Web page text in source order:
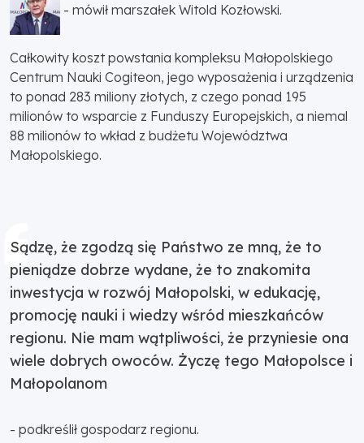
- mówił marszałek Witold Kozłowski.
Całkowity koszt powstania kompleksu Małopolskiego
Centrum Nauki Cogiteon, jego wyposażenia i urządzenia
to ponad 283 miliony złotych, z czego ponad 195
milionów to wsparcie z Funduszy Europejskich, a niemal
88 milionów to wkład z budżetu Województwa
Małopolskiego.
Sądzę, że zgodzą się Państwo ze mną, że to
pieniądze dobrze wydane, że to znakomita
inwestycja w rozwój Małopolski, w edukację,
promocję nauki i wiedzy wśród mieszkańców
regionu. Nie mam wątpliwości, że przyniesie ona
wiele dobrych owoców. Życzę tego Małopolsce i
Małopolanom
- podkreślił gospodarz regionu.